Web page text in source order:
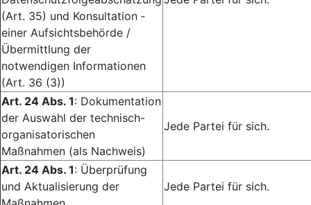
(Art. 35) und Konsultation ­
einer Aufsichtsbehörde /
Übermittlung der
notwendigen Informationen
(Art. 36 (3))
Art. 24 Abs. 1: Dokumentation
der Auswahl der technisch-
organisatorischen
Maßnahmen (als Nachweis)
Jede Partei für sich.
Art. 24 Abs. 1: Überprüfung
und Aktualisierung der
Jede Partei für sich.